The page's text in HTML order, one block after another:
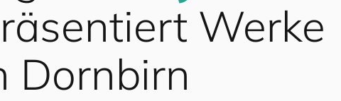
Werke
Dornbirn